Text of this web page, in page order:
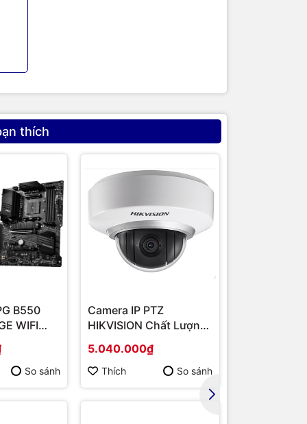
thích
B550
WIFI
So sánh
Camera IP PTZ
HIKVISION Chất Lượng
5.040.000₫
Thích So sánh
tôi
cam kết
nhu cầu